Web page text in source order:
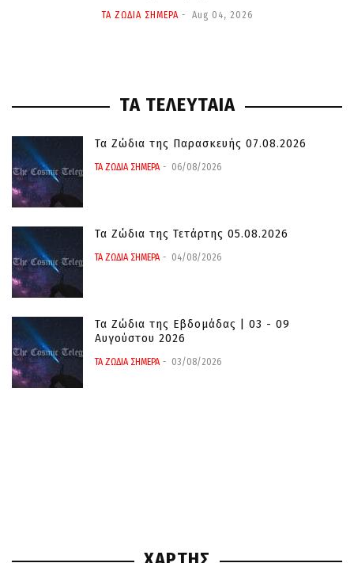
ΤΑ ΖΩΔΙΑ ΣΗΜΕΡΑ Aug 04, 2026
ΤΑ ΤΕΛΕΥΤΑΙΑ
Τα Ζώδια της Παρασκευής 07.08.2026
ΤΑ ΖΩΔΙΑ ΣΗΜΕΡΑ 06/08/2026
Τα Ζώδια της Τετάρτης 05.08.2026
ΤΑ ΖΩΔΙΑ ΣΗΜΕΡΑ 04/08/2026
Τα Ζώδια της Εβδομάδας | 03 - 09
Αυγούστου 2026
ΤΑ ΖΩΔΙΑ ΣΗΜΕΡΑ 03/08/2026